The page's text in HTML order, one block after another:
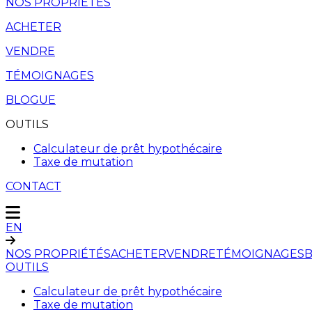
ACHETER
VENDRE
TÉMOIGNAGES
BLOGUE
OUTILS
Calculateur de prêt hypothécaire
Taxe de mutation
CONTACT
EN
NOS PROPRIÉTÉSACHETERVENDRETÉMOIGNAGES
OUTILS
Calculateur de prêt hypothécaire
Taxe de mutation